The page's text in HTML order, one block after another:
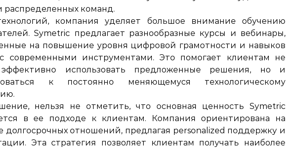
распределенных команд.
компания уделяет большое внимание обучению
Symetric предлагает разнообразные курсы и вебинары,
на повышение уровня цифровой грамотности и навыков
современными инструментами. Это помогает клиентам не
использовать предложенные решения, но и
к постоянно меняющемуся технологическому
нельзя не отметить, что основная ценность Symetric
в ее подходе к клиентам. Компания ориентирована на
долгосрочных отношений, предлагая personalized поддержку и
Эта стратегия позволяет клиентам получать наиболее